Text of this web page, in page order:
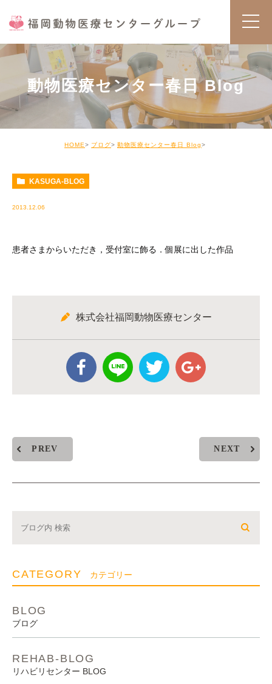
動物医療センター春日 Blog
HOME ブログ 動物医療センター春日 Blog
KASUGA-BLOG
2013.12.06
患者さまからいただき，受付室に飾る．個展に出した作品
株式会社福岡動物医療センター
PREV NEXT
CATEGORY カテゴリー
BLOG
ブログ
REHAB-BLOG
リハビリセンター BLOG